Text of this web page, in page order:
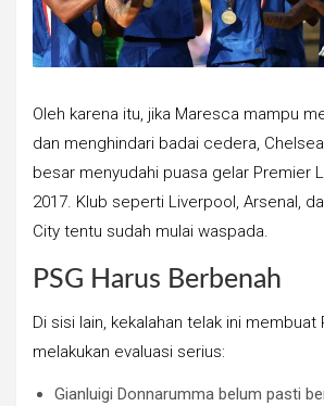
Oleh karena itu, jika Maresca mampu
dan menghindari badai cedera,
besar menyudahi puasa gelar Premier
2017. Klub seperti Liverpool, Arsenal,
City tentu sudah mulai waspada.
PSG Harus Berbenah
Di sisi lain, kekalahan telak ini membuat
melakukan evaluasi serius:
Gianluigi Donnarumma belum pasti